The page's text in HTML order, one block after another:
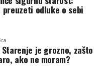
odluke o sebi
je grozno, zašto
ako ne moram?